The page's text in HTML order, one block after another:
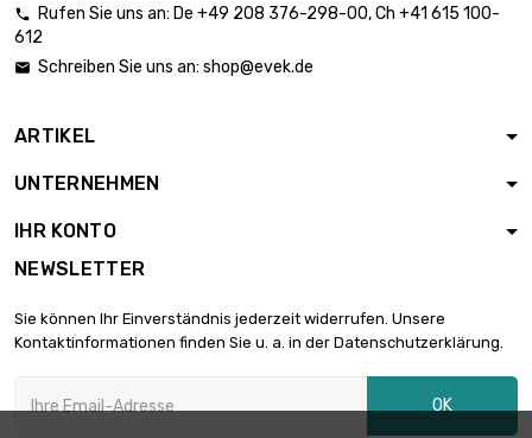
Durchmesser : 0.12mm
5,90 €
Durchmesser : 0.12mm
Länge : 10 Meter
Durchmesser : 0.12mm
 Rufen Sie uns an: De +49 208 376-298-00, Ch +41 615 100-
612
 Schreiben Sie uns an: shop@evek.de
ARTIKEL
UNTERNEHMEN
IHR KONTO
NEWSLETTER
Sie können Ihr Einverständnis jederzeit widerrufen. Unsere
Kontaktinformationen finden Sie u. a. in der Datenschutzerklärung.
OK